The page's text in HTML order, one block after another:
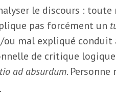
le discours : toute
pas forcément un
mal expliqué conduit
de critique
ad absurdum.
.